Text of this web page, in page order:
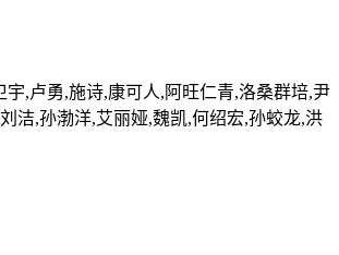
,卢勇,施诗,康可人,阿旺仁青,洛桑群培,尹
洁,孙渤洋,艾丽娅,魏凯,何绍宏,孙蛟龙,洪